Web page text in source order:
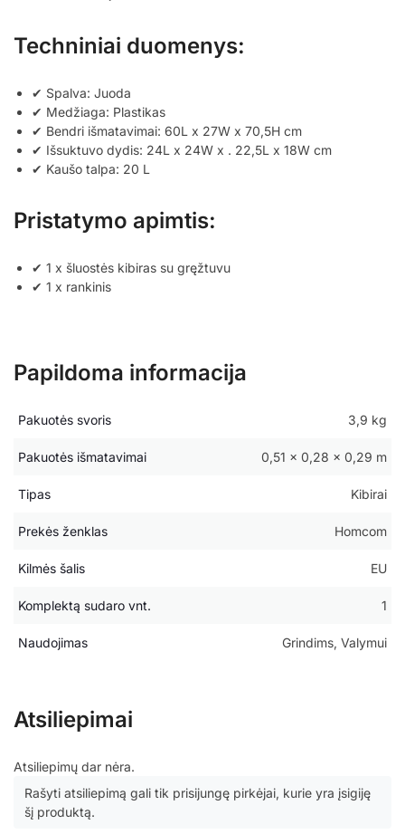
Techniniai duomenys:
✔ Spalva: Juoda
✔ Medžiaga: Plastikas
✔ Bendri išmatavimai: 60L x 27W x 70,5H cm
✔ Išsuktuvo dydis: 24L x 24W x . 22,5L x 18W cm
✔ Kaušo talpa: 20 L
Pristatymo apimtis:
✔ 1 x šluostės kibiras su gręžtuvu
✔ 1 x rankinis
Papildoma informacija
Pakuotės svoris 3,9 kg
Pakuotės išmatavimai 0,51 × 0,28 × 0,29 m
Tipas Kibirai
Prekės ženklas Homcom
Kilmės šalis EU
Komplektą sudaro vnt. 1
Naudojimas Grindims, Valymui
Atsiliepimai
Atsiliepimų dar nėra.
Rašyti atsiliepimą gali tik prisijungę pirkėjai, kurie yra įsigiję
šį produktą.